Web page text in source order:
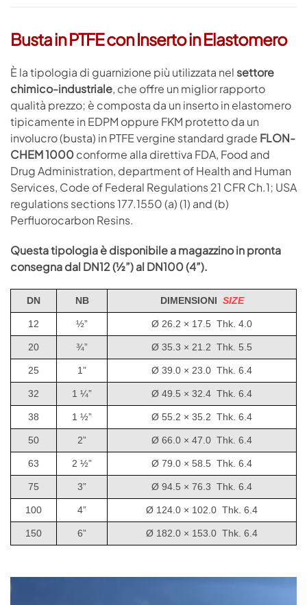
Busta in PTFE con Inserto in Elastomero
È la tipologia di guarnizione più utilizzata nelsettore
chimico-industriale, che offre un miglior rapporto
qualità prezzo; è composta da un inserto in elastomero
tipicamente in EDPM oppure FKM protetto da un
involucro (busta) in PTFE vergine standard grade FLON-
CHEM 1000conforme alla direttiva FDA, Food and
Drug Administration, department of Health and Human
Services, Code of Federal Regulations 21 CFR Ch.1; USA
regulations sections 177.1550 (a) (1) and (b)
Perfluorocarbon Resins.
Questa tipologia è disponibile a magazzino in pronta
consegna dal DN12 (½”) al DN100 (4”).
DN NB DIMENSIONI SIZE
12 ½” Ø 26.2 × 17.5 Thk. 4.0
20 ¾” Ø 35.3 × 21.2 Thk. 5.5
25 1” Ø 39.0 × 23.0 Thk. 6.4
32 1 ¼” Ø 49.5 × 32.4 Thk. 6.4
38 1 ½” Ø 55.2 × 35.2 Thk. 6.4
50 2” Ø 66.0 × 47.0 Thk. 6.4
63 2 ½” Ø 79.0 × 58.5 Thk. 6.4
75 3” Ø 94.5 × 76.3 Thk. 6.4
100 4” Ø 124.0 × 102.0 Thk. 6.4
150 6” Ø 182.0 × 153.0 Thk. 6.4